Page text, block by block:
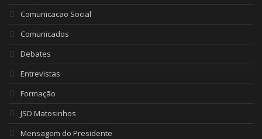
Comunicacao Social
Comunicados
Debates
Entrevistas
Formação
JSD Matosinhos
Mensagem do Presidente